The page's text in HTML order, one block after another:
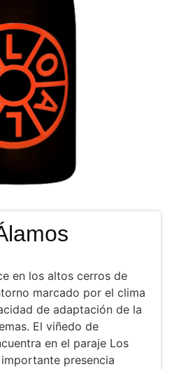
en los altos cerros de
marcado por el clima
de adaptación de la
El viñedo de
en el paraje Los
presencia